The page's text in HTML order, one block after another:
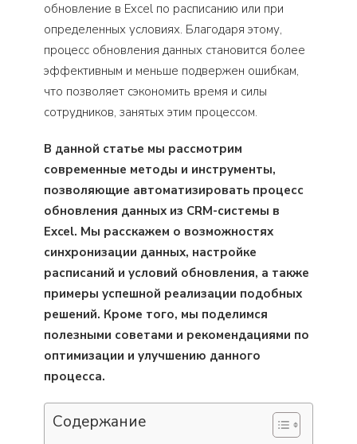
обновление в Excel по расписанию или при
определенных условиях. Благодаря этому,
процесс обновления данных становится более
эффективным и меньше подвержен ошибкам,
что позволяет сэкономить время и силы
сотрудников, занятых этим процессом.
В данной статье мы рассмотрим
современные методы и инструменты,
позволяющие автоматизировать процесс
обновления данных из CRM-системы в
Excel. Мы расскажем о возможностях
синхронизации данных, настройке
расписаний и условий обновления, а также
примеры успешной реализации подобных
решений. Кроме того, мы поделимся
полезными советами и рекомендациями по
оптимизации и улучшению данного
процесса.
Содержание